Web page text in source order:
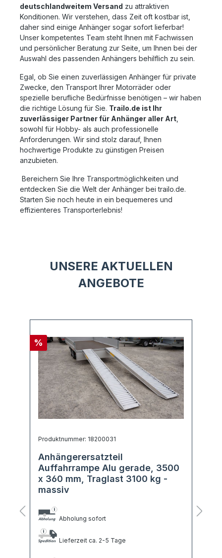
deutschlandweitem Versand zu attraktiven
Konditionen. Wir verstehen, dass Zeit oft kostbar ist,
daher sind einige Anhänger sogar sofort lieferbar!
Unser kompetentes Team steht Ihnen mit Fachwissen
und persönlicher Beratung zur Seite, um Ihnen bei der
Auswahl des passenden Anhängers behilflich zu sein.
Egal, ob Sie einen zuverlässigen Anhänger für private
Zwecke, den Transport Ihrer Motorräder oder
spezielle berufliche Bedürfnisse benötigen – wir haben
die richtige Lösung für Sie. Trailo.de ist Ihr
zuverlässiger Partner für Anhänger aller Art,
sowohl für Hobby- als auch professionelle
Anforderungen. Wir sind stolz darauf, Ihnen
hochwertige Produkte zu günstigen Preisen
anzubieten.
Bereichern Sie Ihre Transportmöglichkeiten und
entdecken Sie die Welt der Anhänger bei trailo.de.
Starten Sie noch heute in ein bequemeres und
effizienteres Transporterlebnis!
UNSERE AKTUELLEN
ANGEBOTE
%
Produktnummer: 18200031
Anhängerersatzteil
Auffahrrampe Alu gerade, 3500
x 360 mm, Traglast 3100 kg -
massiv
Abholung sofort
Lieferzeit ca. 2-5 Tage